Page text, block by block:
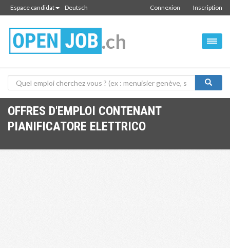
Espace candidat Deutsch Inscription
Connexion
.ch
OFFRES D'EMPLOI CONTENANT
PIANIFICATORE ELETTRICO